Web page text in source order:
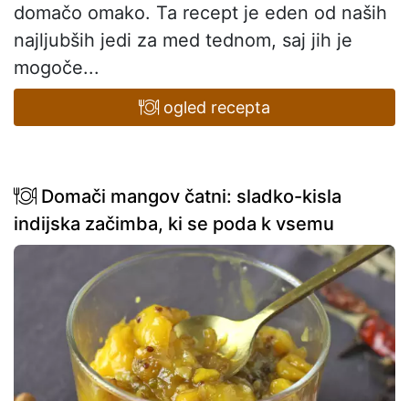
domačo omako. Ta recept je eden od naših
najljubših jedi za med tednom, saj jih je
mogoče...
ogled recepta
Domači mangov čatni: sladko-kisla
indijska začimba, ki se poda k vsemu